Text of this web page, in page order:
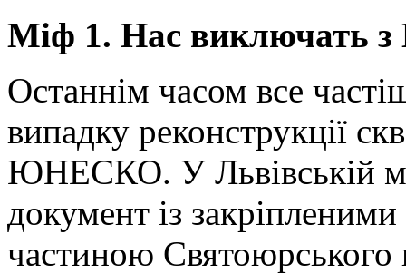
Міф 1. Нас
Останнім часом все
випадку реконструкції
ЮНЕСКО. У Львівській
документ із
частиною Святоюрського